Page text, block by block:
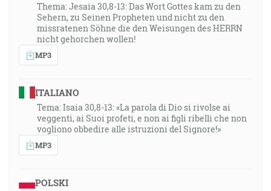
Thema: Jesaia 30,8-13: Das Wort Gottes kam zu den
Sehern, zu Seinen Propheten und nicht zu den
missratenen Söhne die den Weisungen des HERRN
nicht gehorchen wollen!
MP3
ITALIANO
Tema: Isaia 30,8-13: «La parola di Dio si rivolse ai
veggenti, ai Suoi profeti, e non ai figli ribelli che non
vogliono obbedire alle istruzioni del Signore!»
MP3
POLSKI